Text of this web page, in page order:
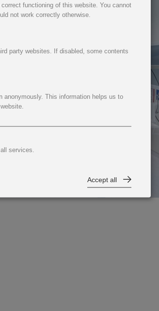
functioning of this website. You cannot
not work correctly otherwise.
party websites. If disabled, some contents
anonymously. This information helps us to
services.
Accept all